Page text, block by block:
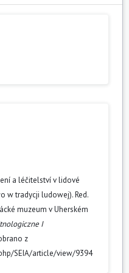
a léčitelství v lidové
w tradycji ludowej). Red.
muzeum v Uherském
I
z
SEIA/article/view/9394